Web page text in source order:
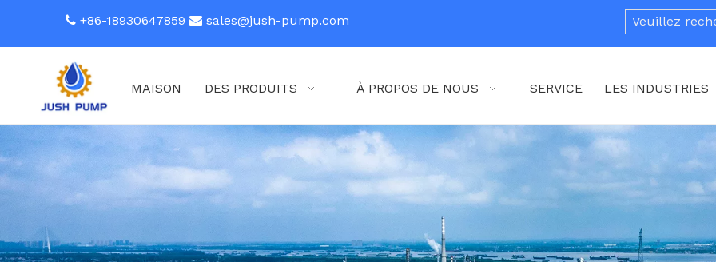
 +86-18930647859  sales@jush-pump.com
MAISON DES PRODUITS À PROPOS DE NOUS SERVICE LES INDUSTRIES